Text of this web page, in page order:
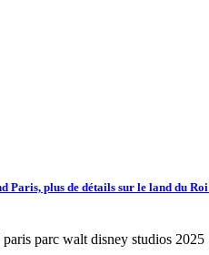
plus de détails sur le land du